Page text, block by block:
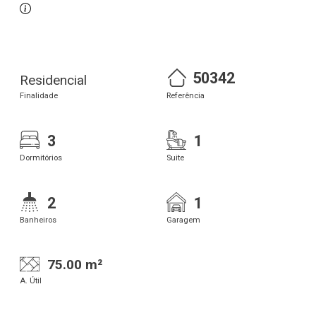
Residencial
Finalidade
50342
Referência
3
Dormitórios
1
Suite
2
Banheiros
1
Garagem
75.00 m²
A. Útil